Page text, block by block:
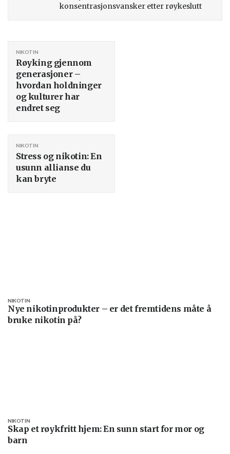
konsentrasjonsvansker etter røykeslutt
Røyking gjennom
generasjoner –
hvordan holdninger
og kulturer har
endret seg
NIKOTIN
Stress og nikotin: En
usunn allianse du
kan bryte
NIKOTIN
Nye nikotinprodukter – er det fremtidens måte å
bruke nikotin på?
NIKOTIN
Skap et røykfritt hjem: En sunn start for mor og
barn
NIKOTIN